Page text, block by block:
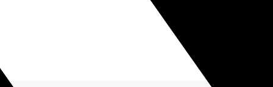
『スキルタウン』について